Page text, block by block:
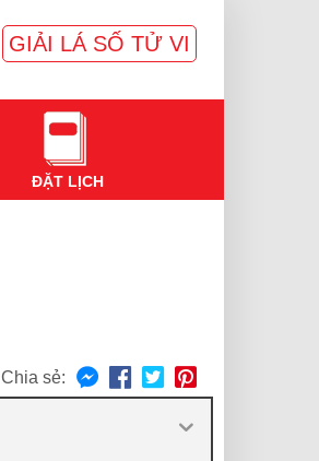
GIẢI LÁ SỐ TỬ VI
ĐẶT LỊCH
Chia sẻ: